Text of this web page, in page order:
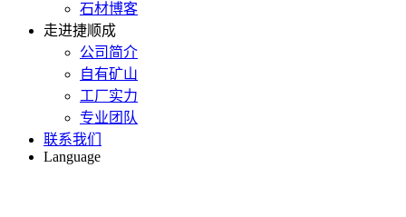
石材博客
走进捷顺成
公司简介
自有矿山
工厂实力
专业团队
联系我们
Language